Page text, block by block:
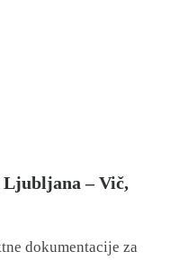
– Vič,
dokumentacije za